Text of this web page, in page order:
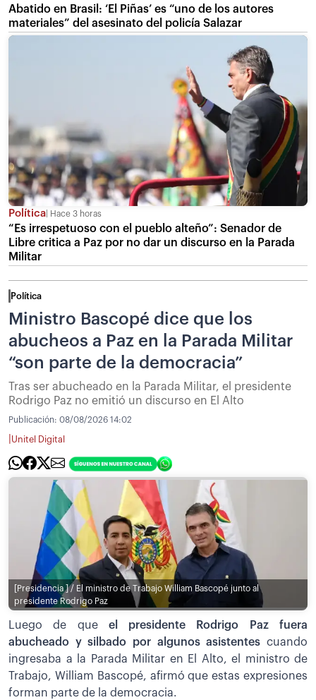
Abatido en Brasil: ‘El Piñas’ es “uno de los autores
materiales” del asesinato del policía Salazar
Política Hace 3 horas
“Es irrespetuoso con el pueblo alteño”: Senador de
Libre critica a Paz por no dar un discurso en la Parada
Militar
Política
Ministro Bascopé dice que los
abucheos a Paz en la Parada Militar
“son parte de la democracia”
Tras ser abucheado en la Parada Militar, el presidente
Rodrigo Paz no emitió un discurso en El Alto
Publicación: 08/08/2026 14:02
Unitel Digital
[Presidencia ] / El ministro de Trabajo William Bascopé junto al
presidente Rodrigo Paz
Luego de que el presidente Rodrigo Paz fuera
abucheado y silbado por algunos asistentes cuando
ingresaba a la Parada Militar en El Alto, el ministro de
Trabajo, William Bascopé, afirmó que estas expresiones
forman parte de la democracia.